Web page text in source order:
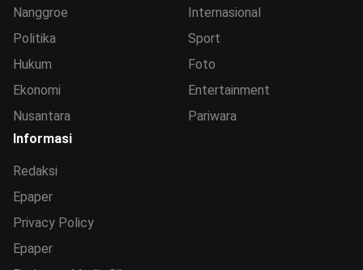
Nanggroe
Politika
Hukum
Ekonomi
Nusantara
Internasional
Sport
Foto
Entertainment
Pariwara
Informasi
Redaksi
Epaper
Privacy Policy
Epaper